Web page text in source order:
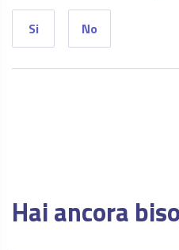
Si No
Hai ancora